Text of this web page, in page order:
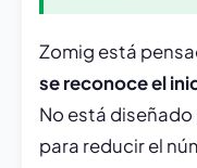
Zomig está
se reconoce el
No está diseñado
para reducir el